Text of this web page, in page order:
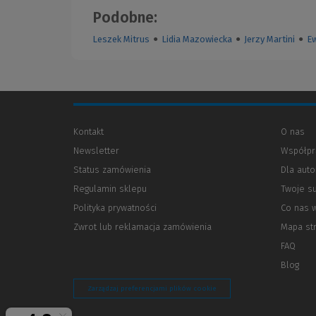
Podobne:
Leszek Mitrus ● Lidia Mazowiecka ● Jerzy Martini ●
Kontakt
Newsletter
Status zamówienia
Regulamin sklepu
Polityka prywatności
innej
Zwrot lub reklamacja zamówienia
O nas
Dla
Twoje
Co nas
Mapa
FAQ
Blog
Zarządzaj preferencjami plików cookie